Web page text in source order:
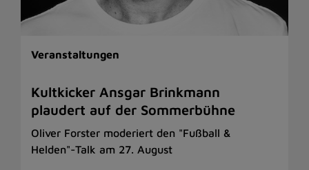
Veranstaltungen
Kultkicker Ansgar Brinkmann
plaudert auf der Sommerbühne
Oliver Forster moderiert den "Fußball &
Helden"-Talk am 27. August